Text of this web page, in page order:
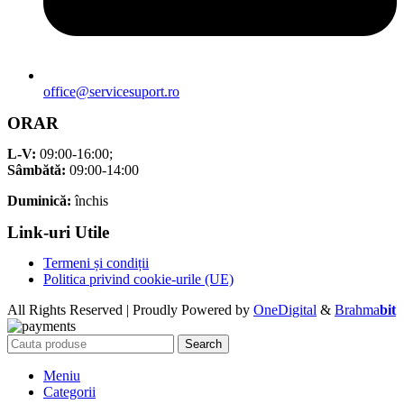
office@servicesuport.ro
ORAR
L-V: 09:00-16:00;
Sâmbătă: 09:00-14:00
Duminică: închis
Link-uri Utile
Termeni și condiții
Politica privind cookie-urile (UE)
All Rights Reserved | Proudly Powered by OneDigital & Brahmabit
Search
Meniu
Categorii